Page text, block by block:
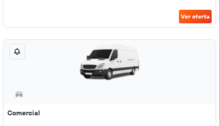
Ver oferta
Comercial